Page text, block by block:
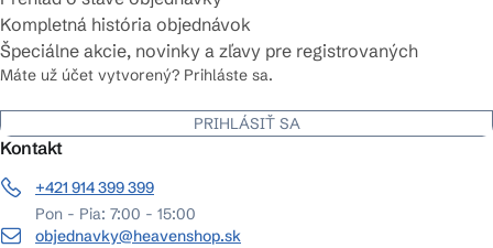
Kompletná história objednávok
Špeciálne akcie, novinky a zľavy pre registrovaných
Máte už účet vytvorený? Prihláste sa.
PRIHLÁSIŤ SA
Kontakt
+421 914 399 399
Pon - Pia: 7:00 - 15:00
objednavky@heavenshop.sk